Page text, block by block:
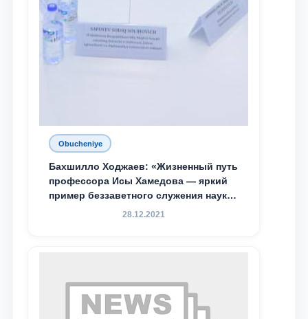
Obucheniye
Бахшилло Ходжаев: «Жизненный путь
профессора Исы Хамедова — яркий
пример беззаветного служения науке,
Родине и воспитанию молодого
28.12.2021